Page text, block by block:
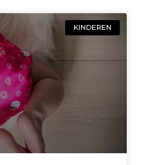
KINDEREN